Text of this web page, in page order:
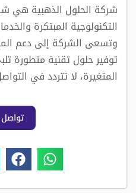
شركة الحلول الذهبية هي
التكنولوجية المبتكرة
وتسعى الشركة إلى دعم
توفير حلول تقنية متطورة
المتغيرة، لا تتردد في